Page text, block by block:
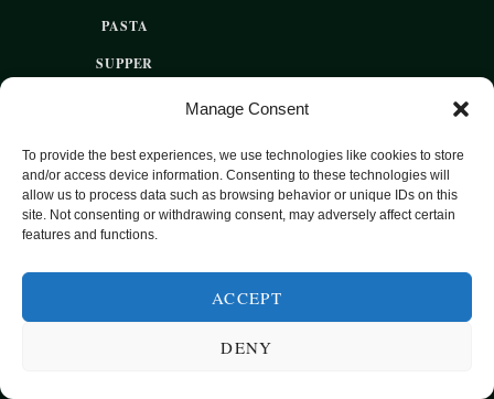
Manage Consent
To provide the best experiences, we use technologies like cookies to store
and/or access device information. Consenting to these technologies will
allow us to process data such as browsing behavior or unique IDs on this
site. Not consenting or withdrawing consent, may adversely affect certain
features and functions.
ACCEPT
DENY
PASTA
SUPPER
EKSOTISKE SMAKER
SUNN HVERDAGSMAT
BAKST
HVER DAG